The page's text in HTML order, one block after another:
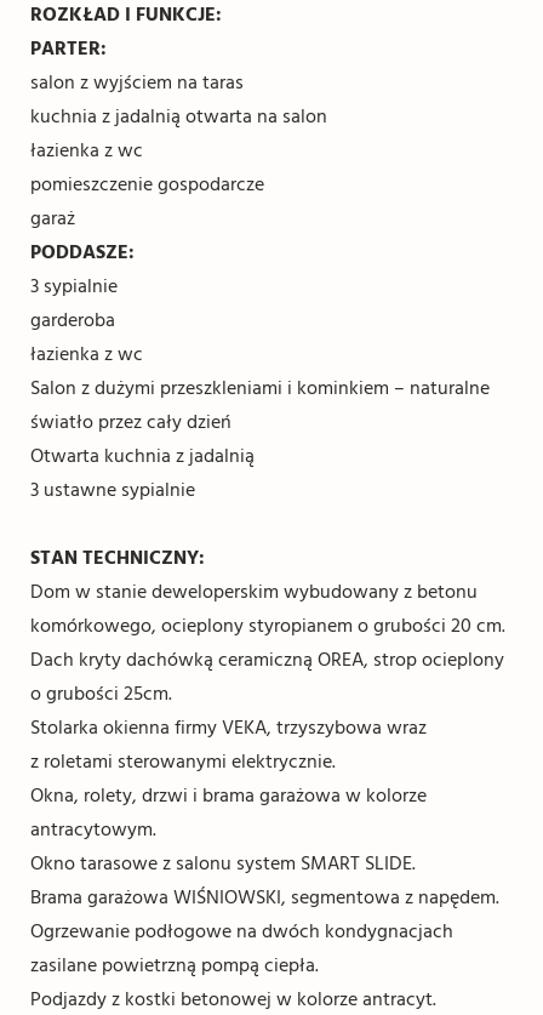
ROZKŁAD I FUNKCJE:
PARTER:
salon z wyjściem na taras
kuchnia z jadalnią otwarta na salon
łazienka z wc
pomieszczenie gospodarcze
garaż
PODDASZE:
3 sypialnie
garderoba
łazienka z wc
Salon z dużymi przeszkleniami i kominkiem – naturalne
światło przez cały dzień
Otwarta kuchnia z jadalnią
3 ustawne sypialnie
STAN TECHNICZNY:
Dom w stanie deweloperskim wybudowany z betonu
komórkowego, ocieplony styropianem o grubości 20 cm.
Dach kryty dachówką ceramiczną OREA, strop ocieplony
o grubości 25cm.
Stolarka okienna firmy VEKA, trzyszybowa wraz
z roletami sterowanymi elektrycznie.
Okna, rolety, drzwi i brama garażowa w kolorze
antracytowym.
Okno tarasowe z salonu system SMART SLIDE.
Brama garażowa WIŚNIOWSKI, segmentowa z napędem.
Ogrzewanie podłogowe na dwóch kondygnacjach
zasilane powietrzną pompą ciepła.
Podjazdy z kostki betonowej w kolorze antracyt.